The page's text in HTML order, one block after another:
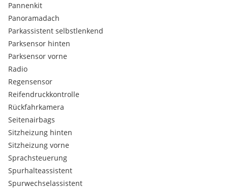
Nebelscheinwerfer
Parksensor vorne
Parksensor hinten
Rückfahrkamera
Regensensor
Lichtsensor
Fernlichtassistent
LED-Tagfahrlicht
ABS
ESP
Notbremsassistent
Berganfahrassistent
Automatische Feststellbremse
Müdigkeitswarnsystem
Spurhalteassistent
Verkehrszeichenerkennung
Pannenkit
Panoramadach
Parkassistent selbstlenkend
Parksensor hinten
Parksensor vorne
Radio
Regensensor
Reifendruckkontrolle
Rückfahrkamera
Seitenairbags
Sitzheizung hinten
Sitzheizung vorne
Sprachsteuerung
Spurhalteassistent
Spurwechselassistent